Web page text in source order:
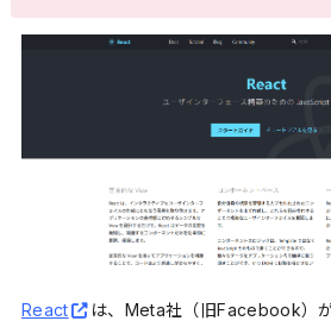
React
は、Meta社（旧Facebook）